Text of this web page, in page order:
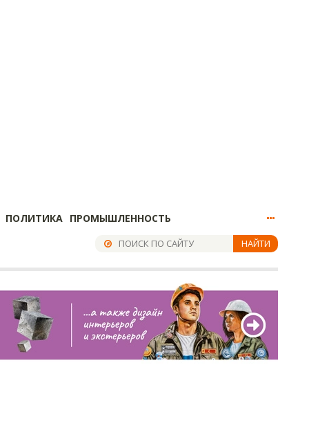
ПОЛИТИКА ПРОМЫШЛЕННОСТЬ
НАЙТИ